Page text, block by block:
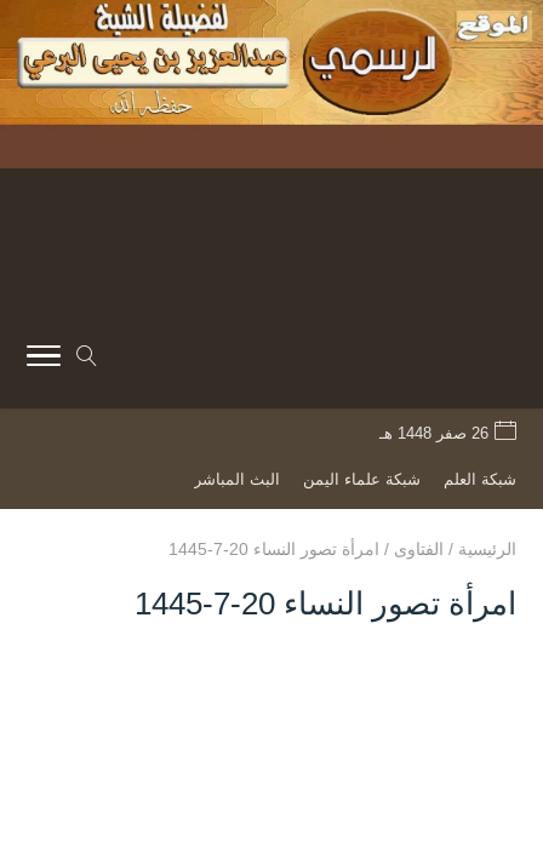
26 صفر 1448 هـ
شبكة العلم شبكة علماء اليمن البث المباشر
الرئيسية / الفتاوى / امرأة تصور النساء 20-7-1445
امرأة تصور النساء 20-7-1445